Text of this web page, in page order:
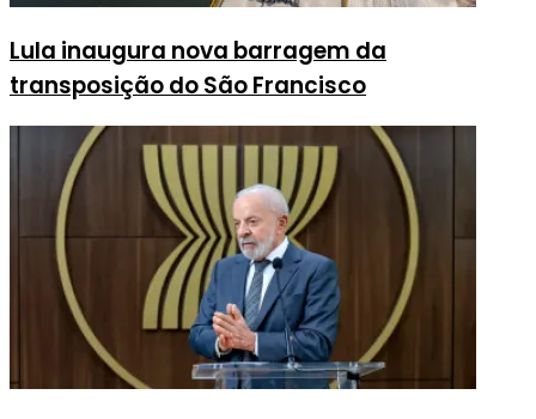
Lula inaugura nova barragem da
transposição do São Francisco